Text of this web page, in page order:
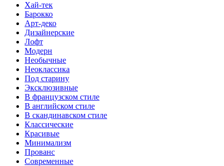
Хай-тек
Барокко
Арт-деко
Дизайнерские
Лофт
Модерн
Необычные
Неоклассика
Под старину
Эксклюзивные
В французском стиле
В английском стиле
В скандинавском стиле
Классические
Красивые
Минимализм
Прованс
Современные